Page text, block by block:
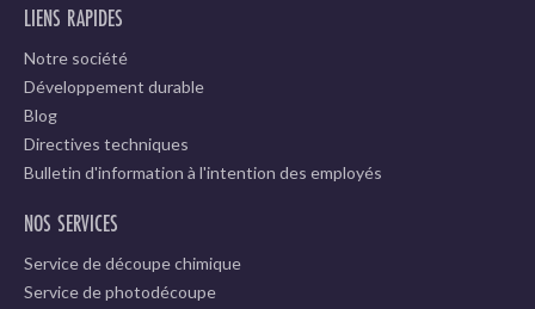
LIENS RAPIDES
Notre société
Développement durable
Blog
Directives techniques
Bulletin d'information à l'intention des employés
NOS SERVICES
Service de découpe chimique
Service de photodécoupe